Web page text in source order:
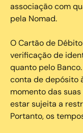
associação com
pela Nomad.
O Cartão de
verificação de
quanto pelo
conta de depósito
momento das
estar sujeita a
Portanto, os